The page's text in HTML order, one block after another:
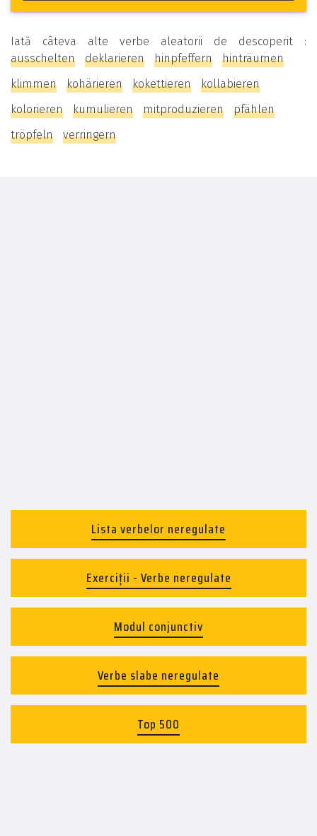
Iată câteva alte verbe aleatorii de descoperit :
ausschelten
deklarieren hinpfeffern
hinträumen
klimmen
kohärieren kokettieren
kollabieren
kolorieren
kumulieren mitproduzieren
pfählen
tröpfeln
verringern
Lista verbelor neregulate
Exerciții - Verbe neregulate
Modul conjunctiv
Verbe slabe neregulate
Top 500